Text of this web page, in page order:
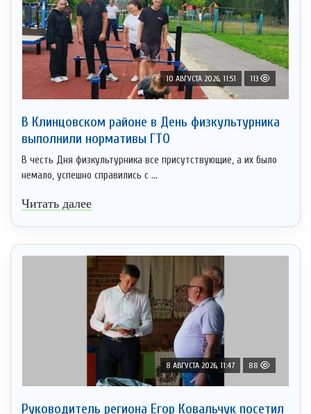
10 АВГУСТА 2026, 11:51 113
В Клинцовском районе в День физкультурника
выполнили нормативы ГТО
В честь Дня физкультурника все присутствующие, а их было
немало, успешно справились с ...
Читать далее
8 АВГУСТА 2026, 11:47 88
Руководитель региона Егор Ковальчук посетил